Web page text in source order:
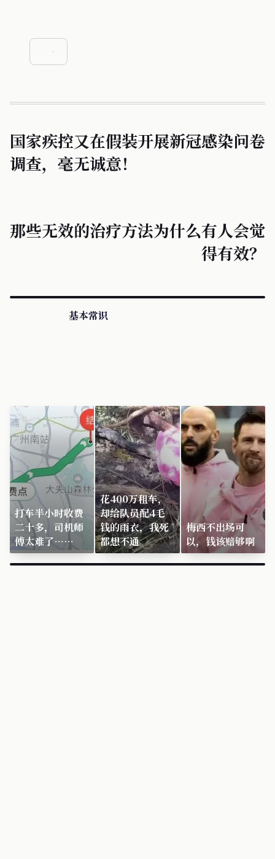
国家疾控又在假装开展新冠感染问卷
调查，毫无诚意！
那些无效的治疗方法为什么有人会觉
得有效？
基本常识
打车半小时收费
二十多，司机师
傅太难了……
花400万租车，
却给队员配4毛
钱的雨衣，我死
都想不通
梅西不出场可
以，钱该赔够啊